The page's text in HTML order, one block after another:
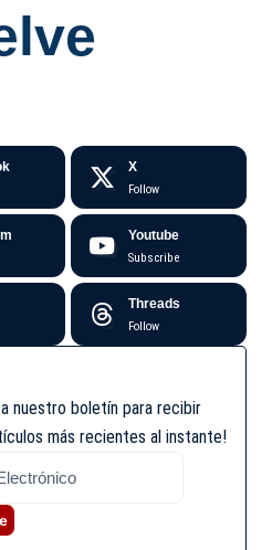
X
Follow
Youtube
Subscribe
Threads
Follow
nuestro boletín para recibir
más recientes al instante!